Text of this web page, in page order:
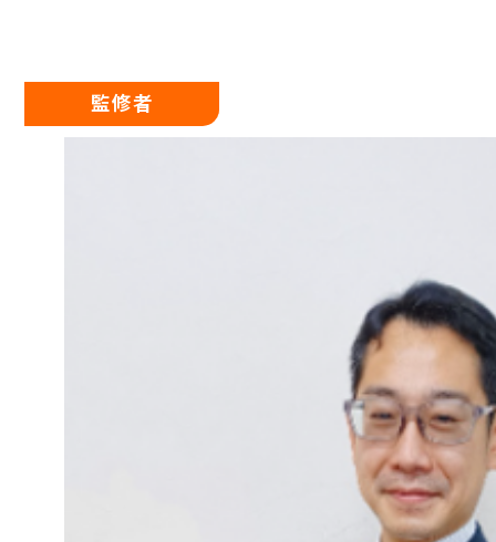
監修者